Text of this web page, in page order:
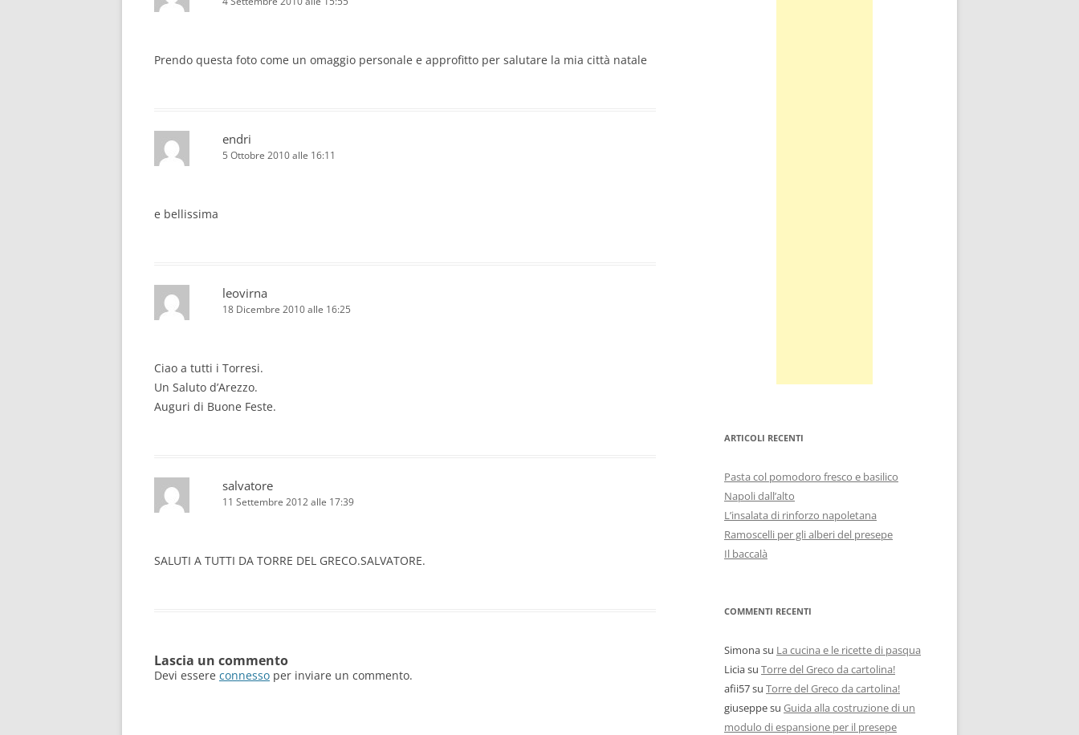
Prendo questa foto come un omaggio personale e approfitto per salutare la mia città natale
endri
5 Ottobre 2010 alle 16:11
e bellissima
leovirna
18 Dicembre 2010 alle 16:25
Ciao a tutti i Torresi.
Un Saluto d’Arezzo.
Auguri di Buone Feste.
salvatore
11 Settembre 2012 alle 17:39
SALUTI A TUTTI DA TORRE DEL GRECO.SALVATORE.
Lascia un commento
Devi essere connesso per inviare un commento.
ARTICOLI RECENTI
Pasta col pomodoro fresco e basilico
Napoli dall’alto
L’insalata di rinforzo napoletana
Ramoscelli per gli alberi del presepe
Il baccalà
COMMENTI RECENTI
Simonasu La cucina e le ricette di pasqua
Liciasu Torre del Greco da cartolina!
afii57su Torre del Greco da cartolina!
giuseppesu Guida alla costruzione di un
modulo di espansione per il presepe